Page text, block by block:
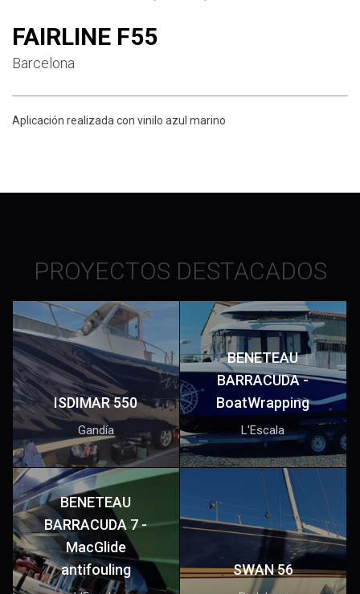
FAIRLINE F55
Barcelona
Aplicación realizada con vinilo azul marino
PROYECTOS DESTACADOS
ISDIMAR 550
Gandía
BENETEAU
BARRACUDA -
BoatWrapping
L'Escala
BENETEAU
BARRACUDA 7 -
MacGlide
antifouling
SWAN 56